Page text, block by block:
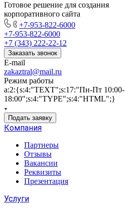
Готовое решение для создания
корпоративного сайта
+7-953-822-6000
+7-953-822-6000
+7 (343) 222-22-12
Заказать звонок
E-mail
zakaztral@mail.ru
Режим работы
a:2:{s:4:"TEXT";s:17:"Пн-Пт 10:00-
18:00";s:4:"TYPE";s:4:"HTML";}
Подать заявку
Компания
Партнеры
Отзывы
Вакансии
Реквизиты
Презентация
Услуги